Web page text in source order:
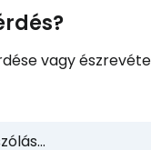
vagy